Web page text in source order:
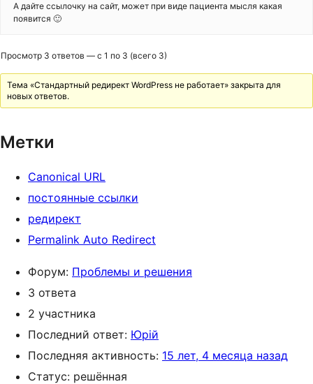
А дайте ссылочку на сайт, может при виде пациента мысля какая
появится 🙂
Просмотр 3 ответов — с 1 по 3 (всего 3)
Тема «Стандартный редирект WordPress не работает» закрыта для
новых ответов.
Метки
Canonical URL
постоянные ссылки
редирект
Permalink Auto Redirect
Форум: Проблемы и решения
3 ответа
2 участника
Последний ответ: Юрій
Последняя активность: 15 лет, 4 месяца назад
Статус: решённая